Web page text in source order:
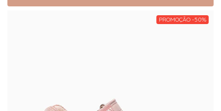
PROMOÇÃO -50%